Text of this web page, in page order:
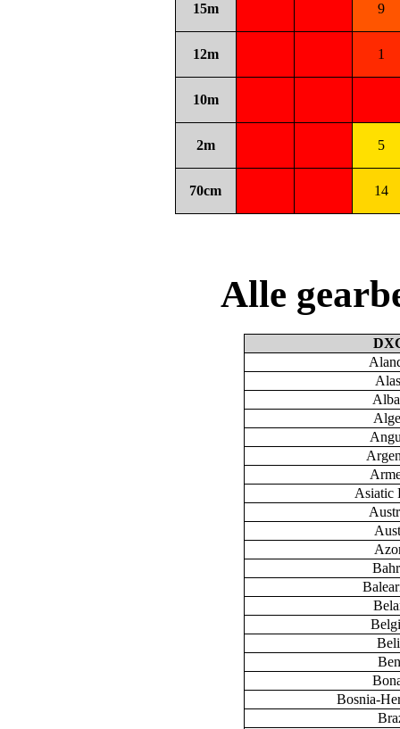
15m 9
12m 1
10m
2m 5
70cm 14
Alle
Asiatic
Bosnia-